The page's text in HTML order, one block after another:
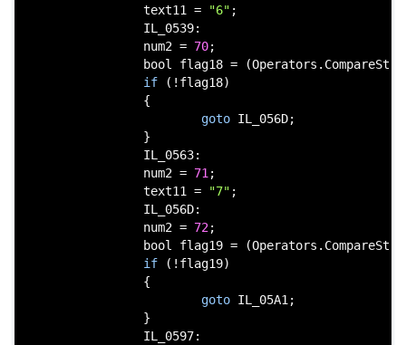
text11 =
"6" ;
IL_0539:
num2 = 70;
bool
flag18 =
if (!flag18)
{
goto IL_056D;
}
IL_0563:
num2 = 71 ;
text11 =
"7" ;
IL_056D:
num2 = 72;
bool
flag19 =
if (!flag19)
{
goto IL_05A1;
}
IL_0597: